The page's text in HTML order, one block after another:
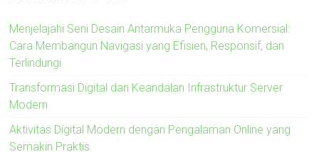
Menjelajahi Seni Desain Antarmuka Pengguna Komersial:
Cara Membangun Navigasi yang Efisien, Responsif, dan
Terlindungi
Transformasi Digital dan Keandalan Infrastruktur Server
Modern
Aktivitas Digital Modern dengan Pengalaman Online yang
Semakin Praktis